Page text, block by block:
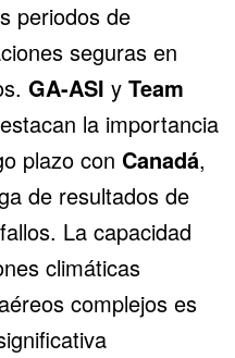
periodos de
seguras en
GA-ASI y Team
la importancia
plazo con Canadá,
de resultados de
La capacidad
climáticas
complejos es